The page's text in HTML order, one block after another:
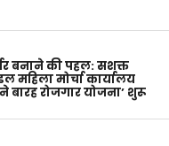
बनाने की पहल: सशक्त
महिला मोर्चा कार्यालय
बारह रोजगार योजना’ शुरू